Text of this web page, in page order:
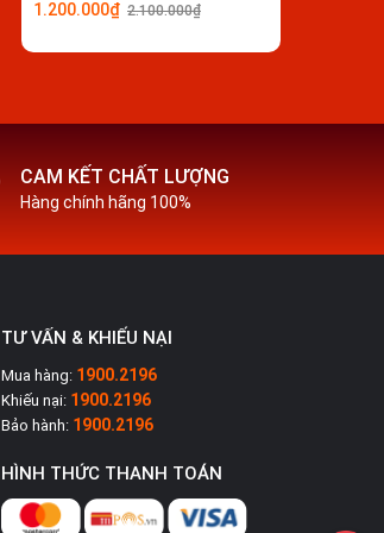
1.200.000₫ 2.100.000₫
CAM KẾT CHẤT LƯỢNG
Hàng chính hãng 100%
TƯ VẤN & KHIẾU NẠI
Mua hàng: 1900.2196
Khiếu nại: 1900.2196
Bảo hành: 1900.2196
HÌNH THỨC THANH TOÁN